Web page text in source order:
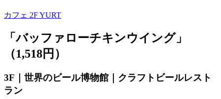
カフェ 2FYURT
「バッファローチキンウイング」
（1,518円）
3F｜世界のビール博物館｜クラフトビールレスト
ラン